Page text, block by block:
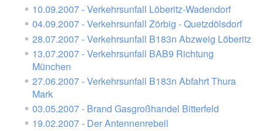
Über uns
Fahrzeuge & Technik
Einsätze
Berichte & Bilder
10.09.2007 - Verkehrsunfall Löberitz-Wadendorf
04.09.2007 - Verkehrsunfall Zörbig - Quetzdölsdorf
28.07.2007 - Verkehrsunfall B183n Abzweig Löberitz
13.07.2007 - Verkehrsunfall BAB9 Richtung
München
27.06.2007 - Verkehrsunfall B183n Abfahrt Thura
Mark
03.05.2007 - Brand Gasgroßhandel Bitterfeld
19.02.2007 - Der Antennenrebell